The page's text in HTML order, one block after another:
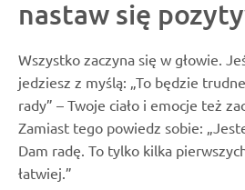
nastaw się
Wszystko zaczyna się w głowie.
jedziesz z myślą: „To będzie
rady” – Twoje ciało i emocje też
Zamiast tego powiedz sobie:
Dam radę. To tylko kilka
łatwiej.”